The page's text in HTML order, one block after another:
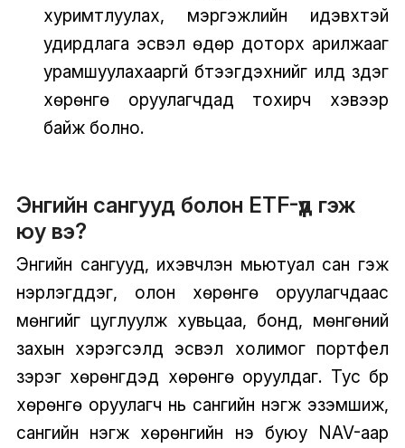
хуримтлуулах, мэргэжлийн идэвхтэй
удирдлага эсвэл өдөр доторх арилжааг
урамшуулахааргүй бүтээгдэхүүнийг илүүд үздэг
хөрөнгө оруулагчдад тохирч хэвээр
байж болно.
Энгийн сангууд болон ETF-үүд гэж
юу вэ?
Энгийн сангууд, ихэвчлэн мьютуал сан гэж
нэрлэгддэг, олон хөрөнгө оруулагчдаас
мөнгийг цуглуулж хувьцаа, бонд, мөнгөний
захын хэрэгсэлүүд эсвэл холимог портфел
зэрэг хөрөнгүүдэд хөрөнгө оруулдаг. Тус бүр
хөрөнгө оруулагч нь сангийн нэгж эзэмшиж,
сангийн нэгж хөрөнгийн үнэ буюу NAV-аар